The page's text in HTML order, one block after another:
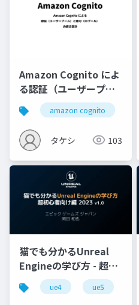
Amazon Cognito によ
る認証（ユーザープー
ル）と認可（IDプー
ル）の統合設計
amazon cognito
タケシ 103
猫でも分かるUnreal
Engineの学び方 - 超初
心者向け編 - 2023 v1.0
ue4 ue5